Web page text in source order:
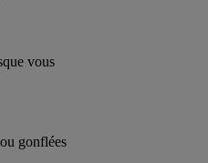
vous
gonflées